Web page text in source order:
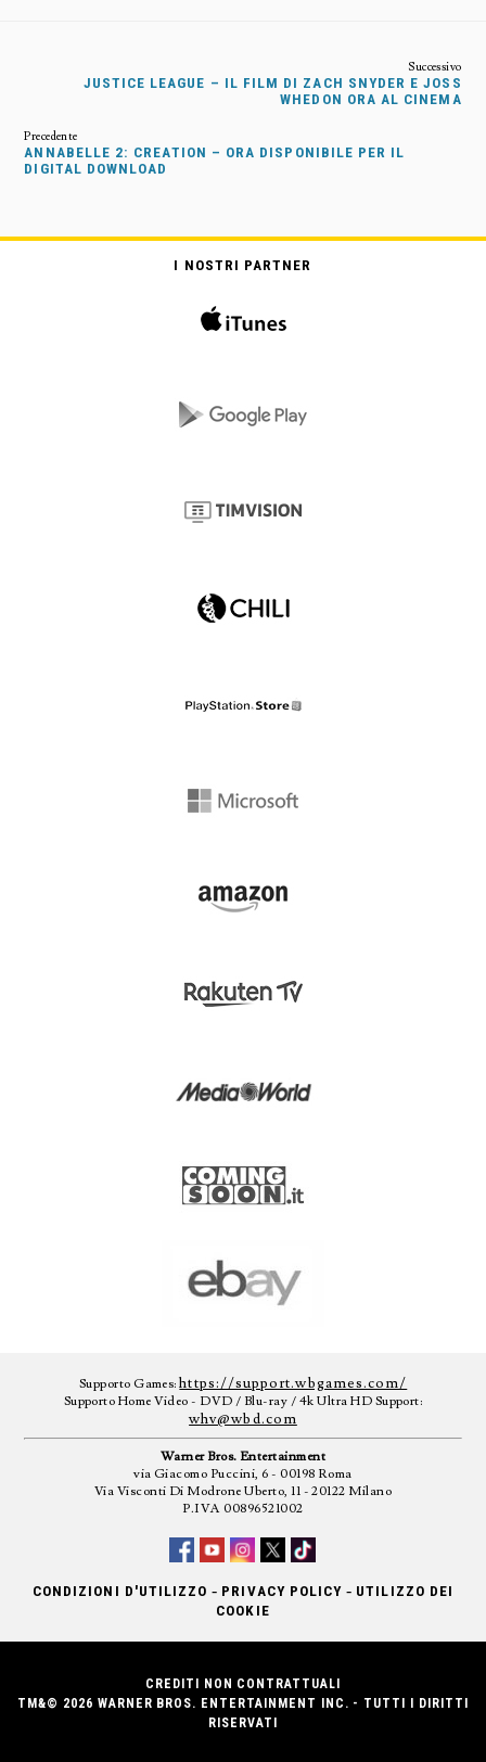
JUSTICE LEAGUE – IL FILM DI ZACH SNYDER E JOSS
WHEDON ORA AL CINEMA
ANNABELLE 2: CREATION – ORA DISPONIBILE PER IL
DIGITAL DOWNLOAD
I NOSTRI PARTNER
Supporto Games:https://support.wbgames.com/
Supporto Home Video - DVD / Blu-ray / 4k Ultra HD Support:
whv@wbd.com
Warner Bros. Entertainment
via Giacomo Puccini, 6 - 00198 Roma
Via Visconti Di Modrone Uberto, 11 - 20122 Milano
P.IVA 00896521002
CONDIZIONI D'UTILIZZO - PRIVACY POLICY - UTILIZZO DEI
COOKIE
CREDITI NON CONTRATTUALI
TM&© 2026 WARNER BROS. ENTERTAINMENT INC. - TUTTI I DIRITTI
RISERVATI